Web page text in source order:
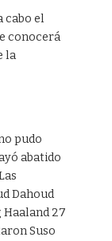
cabo el
conocerá
la
pudo
abatido
Dahoud
27
Suso